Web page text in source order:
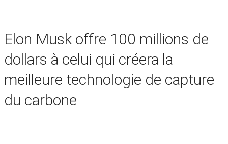
Elon Musk offre 100 millions de
dollars à celui qui créera la
meilleure technologie de capture
du carbone